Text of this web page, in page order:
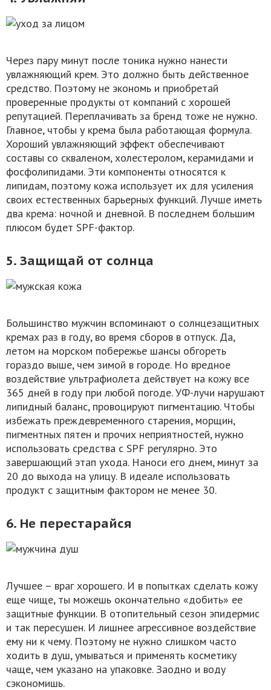
Через пару минут после тоника нужно нанести
увлажняющий крем. Это должно быть действенное
средство. Поэтому не экономь и приобретай
проверенные продукты от компаний с хорошей
репутацией. Переплачивать за бренд тоже не нужно.
Главное, чтобы у крема была работающая формула.
Хороший увлажняющий эффект обеспечивают
составы со скваленом, холестеролом, керамидами и
фосфолипидами. Эти компоненты относятся к
липидам, поэтому кожа использует их для усиления
своих естественных барьерных функций. Лучше иметь
два крема: ночной и дневной. В последнем большим
плюсом будет SPF-фактор.
5. Защищай от солнца
Большинство мужчин вспоминают о солнцезащитных
кремах раз в году, во время сборов в отпуск. Да,
летом на морском побережье шансы обгореть
гораздо выше, чем зимой в городе. Но вредное
воздействие ультрафиолета действует на кожу все
365 дней в году при любой погоде. УФ-лучи нарушают
липидный баланс, провоцируют пигментацию. Чтобы
избежать преждевременного старения, морщин,
пигментных пятен и прочих неприятностей, нужно
использовать средства с SPF регулярно. Это
завершающий этап ухода. Наноси его днем, минут за
20 до выхода на улицу. В идеале использовать
продукт с защитным фактором не менее 30.
6. Не перестарайся
Лучшее – враг хорошего. И в попытках сделать кожу
еще чище, ты можешь окончательно «добить» ее
защитные функции. В отопительный сезон эпидермис
и так пересушен. И лишнее агрессивное воздействие
ему ни к чему. Поэтому не нужно слишком часто
ходить в душ, умываться и применять косметику
чаще, чем указано на упаковке. Заодно и воду
сэкономишь.